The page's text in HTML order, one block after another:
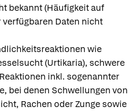
bekannt (Häufigkeit auf
verfügbaren Daten nicht
wie
(Urtikaria), schwere
inkl. sogenannter
bei denen Schwellungen von
Rachen oder Zunge sowie